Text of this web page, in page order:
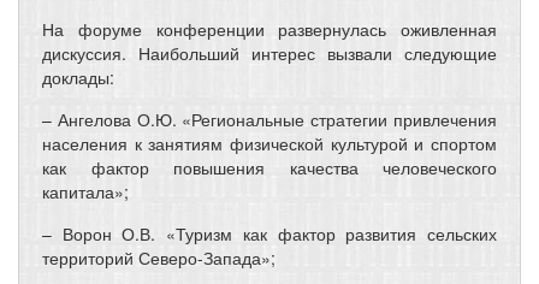
На форуме конференции развернулась оживленная
дискуссия. Наибольший интерес вызвали следующие
доклады:
– Ангелова О.Ю. «Региональные стратегии привлечения
населения к занятиям физической культурой и спортом
как фактор повышения качества человеческого
капитала»;
– Ворон О.В. «Туризм как фактор развития сельских
территорий Северо-Запада»;